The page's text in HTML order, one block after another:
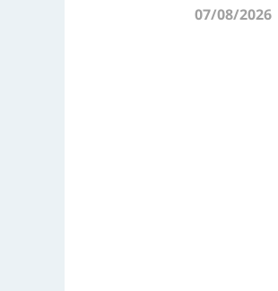
07/08/2026